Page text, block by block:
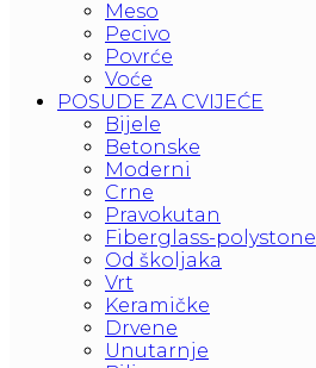
Meso
Pecivo
Povrće
Voće
POSUDE ZA CVIJEĆE
Bijele
Betonske
Moderni
Crne
Pravokutan
Fiberglass-polystone
Od školjaka
Vrt
Keramičke
Drvene
Unutarnje